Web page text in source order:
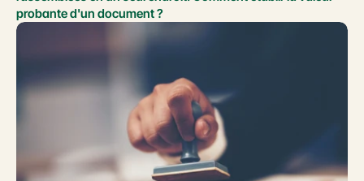
probante d'un document ?